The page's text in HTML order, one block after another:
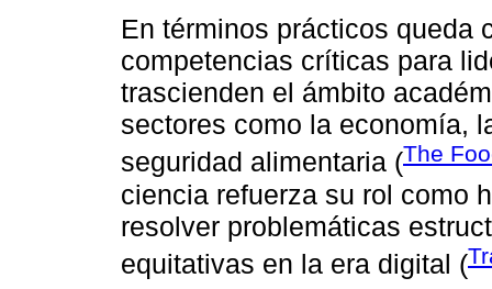
En términos prácticos queda
competencias críticas para
trascienden el ámbito
sectores como la economía,
seguridad alimentaria (The
ciencia refuerza su rol como
resolver problemáticas
equitativas en la era digital (